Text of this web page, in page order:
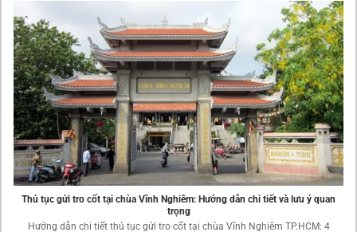
Thủ tục gửi tro cốt tại chùa Vĩnh Nghiêm: Hướng dẫn chi tiết và lưu ý quan
trọng
Hướng dẫn chi tiết thủ tục gửi tro cốt tại chùa Vĩnh Nghiêm TP.HCM: 4